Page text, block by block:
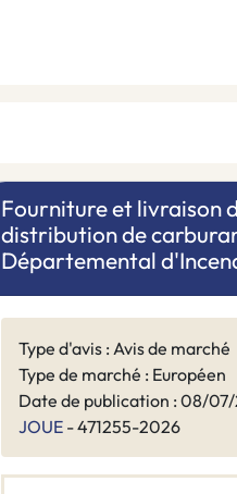
Fourniture et livraison
distribution de
Départemental
Type d'avis : Avis de marché
Type de marché : Européen
Date de publication : 08/
JOUE - 471255-2026